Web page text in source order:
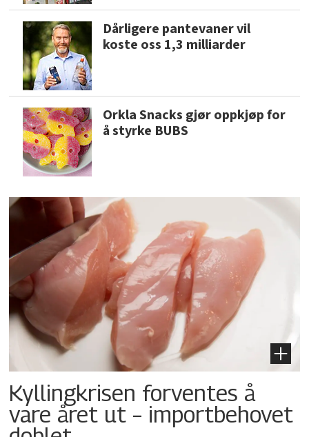
Dårligere pantevaner vil
koste oss 1,3 milliarder
Orkla Snacks gjør oppkjøp for
å styrke BUBS
Kyllingkrisen forventes å
vare året ut – importbehovet